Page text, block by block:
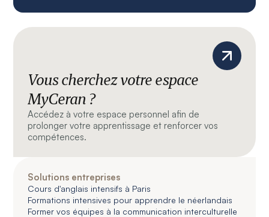
Vous cherchez votre espace
MyCeran ?
Accédez à votre espace personnel afin de
prolonger votre apprentissage et renforcer vos
compétences.
Solutions entreprises
Cours d'anglais intensifs à Paris
Formations intensives pour apprendre le néerlandais
Former vos équipes à la communication interculturelle